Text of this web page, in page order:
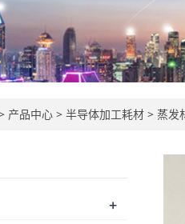
产品中心 > 半导体加工耗材 > 蒸发
+